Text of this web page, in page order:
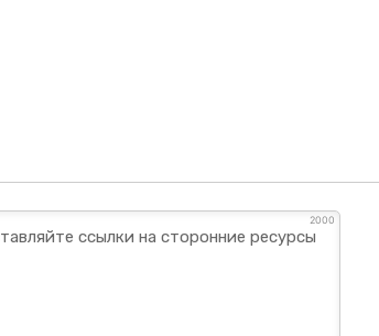
2000